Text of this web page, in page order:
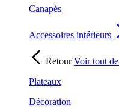
Canapés
Accessoires intérieurs
RetourVoir tout de
Plateaux
Décoration